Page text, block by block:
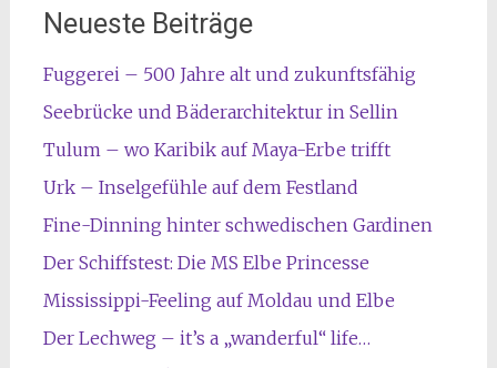
Neueste Beiträge
Fuggerei – 500 Jahre alt und zukunftsfähig
Seebrücke und Bäderarchitektur in Sellin
Tulum – wo Karibik auf Maya-Erbe trifft
Urk – Inselgefühle auf dem Festland
Fine-Dinning hinter schwedischen Gardinen
Der Schiffstest: Die MS Elbe Princesse
Mississippi-Feeling auf Moldau und Elbe
Der Lechweg – it’s a „wanderful“ life…